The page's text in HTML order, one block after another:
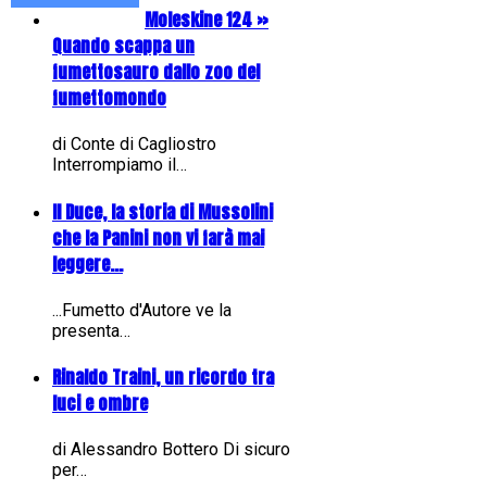
Moleskine 124 »
Quando scappa un
fumettosauro dallo zoo del
fumettomondo
di Conte di Cagliostro
Interrompiamo il…
Il Duce, la storia di Mussolini
che la Panini non vi farà mai
leggere...
...Fumetto d'Autore ve la
presenta…
Rinaldo Traini, un ricordo tra
luci e ombre
di Alessandro Bottero Di sicuro
per…